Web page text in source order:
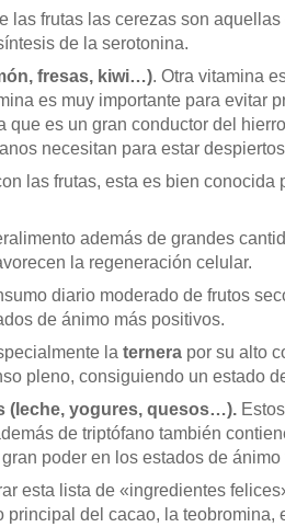
las frutas las cerezas son
de la serotonina.
fresas, kiwi…). Otra vitamina
es muy importante para evitar
que es un gran conductor del
necesitan para estar
las frutas, esta es bien
además de grandes
la regeneración celular.
diario moderado de frutos
de ánimo más positivos.
la ternera por su alto
pleno, consiguiendo un estado
(leche, yogures, quesos…).
de triptófano también
poder en los estados de ánimo
esta lista de «ingredientes
principal del cacao, la